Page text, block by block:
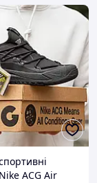
ACG Air